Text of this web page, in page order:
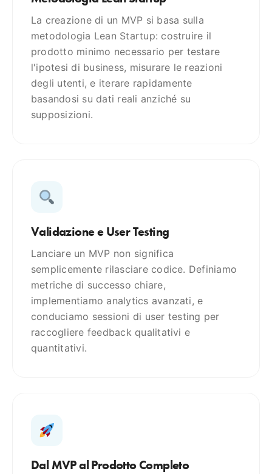
La creazione di un MVP si basa sulla
metodologia Lean Startup: costruire il
prodotto minimo necessario per testare
l'ipotesi di business, misurare le reazioni
degli utenti, e iterare rapidamente
basandosi su dati reali anziché su
supposizioni.
Validazione e User Testing
Lanciare un MVP non significa
semplicemente rilasciare codice. Definiamo
metriche di successo chiare,
implementiamo analytics avanzati, e
conduciamo sessioni di user testing per
raccogliere feedback qualitativi e
quantitativi.
Dal MVP al Prodotto Completo